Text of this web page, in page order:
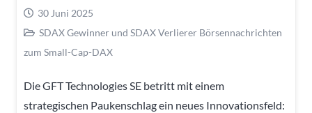
30 Juni 2025
SDAX Gewinner und SDAX Verlierer Börsennachrichten
zum Small-Cap-DAX
Die GFT Technologies SE betritt mit einem
strategischen Paukenschlag ein neues Innovationsfeld: